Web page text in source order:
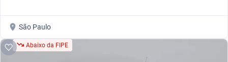
São Paulo
Abaixo da FIPE